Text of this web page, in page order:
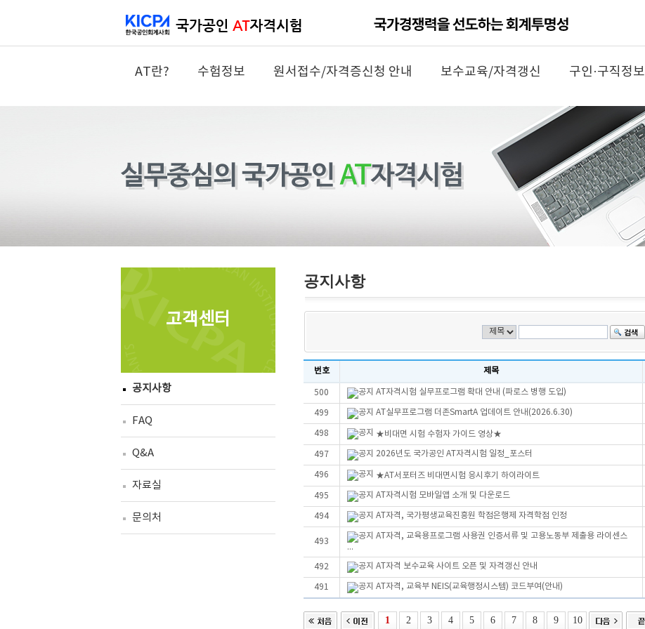
AT란? 수험정보 원서접수/자격증신청 안내 보수교육/자격갱신 구인·구직정보
고객센터
공지사항
FAQ
Q&A
자료실
문의처
공지사항
번호 제목
500 AT자격시험 실무프로그램 확대 안내 (파로스 병행 도입)
499 AT실무프로그램 더존SmartA 업데이트 안내(2026.6.30)
498 ★비대면 시험 수험자 가이드 영상★
497 2026년도 국가공인 AT자격시험 일정_포스터
496 ★AT서포터즈 비대면시험 응시후기 하이라이트
495 AT자격시험 모바일앱 소개 및 다운로드
494 AT자격, 국가평생교육진흥원 학점은행제 자격학점 인정
493
AT자격, 교육용프로그램 사용권 인증서류 및 고용노동부 제출용 라이센스
...
492 AT자격 보수교육 사이트 오픈 및 자격갱신 안내
491 AT자격, 교육부 NEIS(교육행정시스템) 코드부여(안내)
1 2 3 4 5 6 7 8 9 10